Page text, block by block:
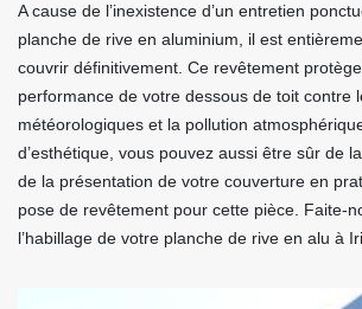
A cause de l’inexistence d’un entretien
planche de rive en aluminium, il est
couvrir définitivement. Ce revêtement
performance de votre dessous de toit contre
météorologiques et la pollution
d’esthétique, vous pouvez aussi être sûr de
de la présentation de votre couverture en
pose de revêtement pour cette pièce. Faite-
l’habillage de votre planche de rive en alu à